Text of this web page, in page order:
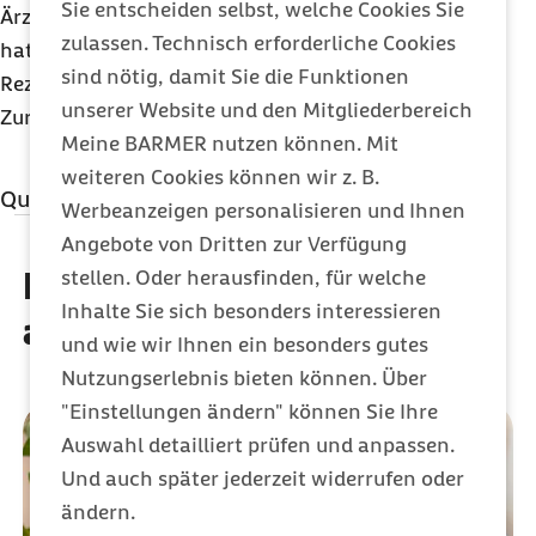
Sie entscheiden selbst, welche Cookies Sie
zulassen. Technisch erforderliche Cookies
sind nötig, damit Sie die Funktionen
unserer Website und den Mitgliederbereich
Meine BARMER nutzen können. Mit
weiteren Cookies können wir z. B.
Werbeanzeigen personalisieren und Ihnen
Angebote von Dritten zur Verfügung
stellen. Oder herausfinden, für welche
Inhalte Sie sich besonders interessieren
und wie wir Ihnen ein besonders gutes
Nutzungserlebnis bieten können. Über
"Einstellungen ändern" können Sie Ihre
Auswahl detailliert prüfen und anpassen.
Und auch später jederzeit widerrufen oder
ändern.
Ärztin/der Arzt dies auf der Verordnung zugelassen
hat (das sogenannte "aut-idem" Feld ist auf dem
Rezept dann nicht angekreuzt).
Zurück zu den Patientenrechten von A-Z
Quellenangaben
Weiterführende Informationen
Bundesministerium für Gesundheit:
Patientenrechte und Prävention
Bundesministerium für Gesundheit:Broschüre
Ratgeber für Patientenrechte
Bundesministerium für Gesundheit:Glossar
Patientenrechte
Diese Artikel könnten Sie
auch interessieren